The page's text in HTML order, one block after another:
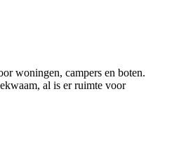
woningen, campers en boten.
al is er ruimte voor